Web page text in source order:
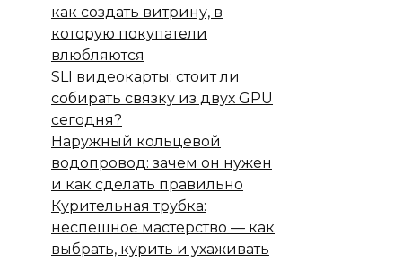
как создать витрину, в
которую покупатели
влюбляются
SLI видеокарты: стоит ли
собирать связку из двух GPU
сегодня?
Наружный кольцевой
водопровод: зачем он нужен
и как сделать правильно
Курительная трубка:
неспешное мастерство — как
выбрать, курить и ухаживать